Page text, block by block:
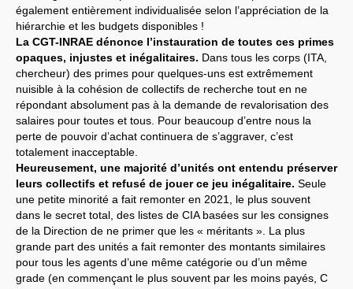
également entièrement individualisée selon l’appréciation de la
hiérarchie et les budgets disponibles !
La CGT-INRAE dénonce l’instauration de toutes ces primes
opaques, injustes et inégalitaires. Dans tous les corps (ITA,
chercheur) des primes pour quelques-uns est extrêmement
nuisible à la cohésion de collectifs de recherche tout en ne
répondant absolument pas à la demande de revalorisation des
salaires pour toutes et tous. Pour beaucoup d’entre nous la
perte de pouvoir d’achat continuera de s’aggraver, c’est
totalement inacceptable.
Heureusement, une majorité d’unités ont entendu préserver
leurs collectifs et refusé de jouer ce jeu inégalitaire. Seule
une petite minorité a fait remonter en 2021, le plus souvent
dans le secret total, des listes de CIA basées sur les consignes
de la Direction de ne primer que les « méritants ». La plus
grande part des unités a fait remonter des montants similaires
pour tous les agents d’une même catégorie ou d’un même
grade (en commençant le plus souvent par les moins payés, C